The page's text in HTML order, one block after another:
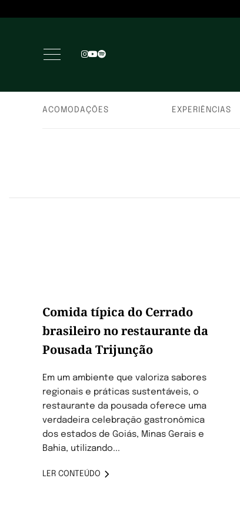
ACOMODAÇÕES EXPERIÊNCIAS
Comida típica do Cerrado
brasileiro no restaurante da
Pousada Trijunção
Em um ambiente que valoriza sabores
regionais e práticas sustentáveis, o
restaurante da pousada oferece uma
verdadeira celebração gastronômica
dos estados de Goiás, Minas Gerais e
Bahia, utilizando...
LER CONTEÚDO